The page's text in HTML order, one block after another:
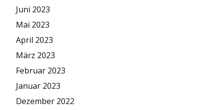
Juni 2023
Mai 2023
April 2023
März 2023
Februar 2023
Januar 2023
Dezember 2022